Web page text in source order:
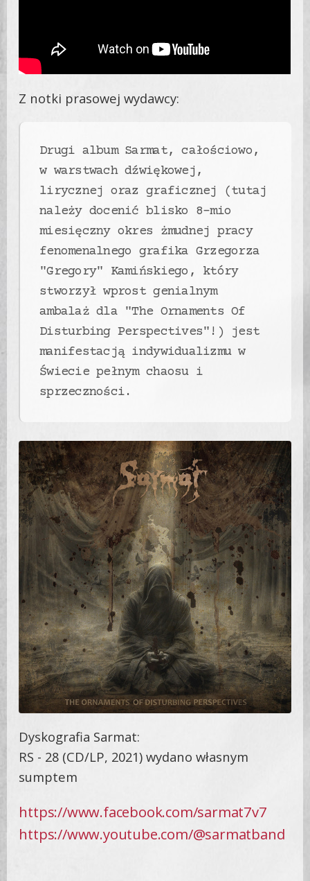
Z notki prasowej wydawcy:
Drugi album Sarmat, całościowo,
w warstwach dźwiękowej,
lirycznej oraz graficznej (tutaj
należy docenić blisko 8-mio
miesięczny okres żmudnej pracy
fenomenalnego grafika Grzegorza
"Gregory" Kamińskiego, który
stworzył wprost genialnym
ambalaż dla "The Ornaments Of
Disturbing Perspectives"!) jest
manifestacją indywidualizmu w
Świecie pełnym chaosu i
sprzeczności.
Dyskografia Sarmat:
RS - 28 (CD/LP, 2021) wydano własnym
sumptem
https://www.facebook.com/sarmat7v7
https://www.youtube.com/@sarmatband